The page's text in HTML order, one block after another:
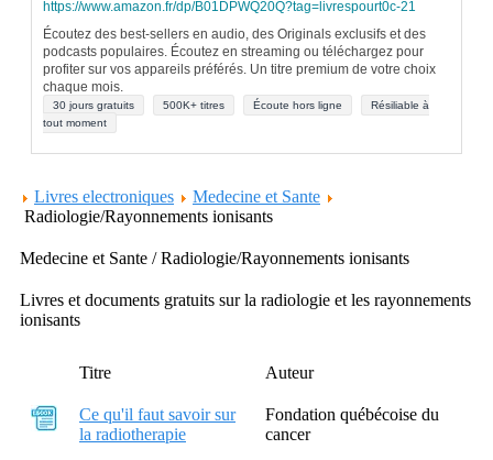
https://www.amazon.fr/dp/B01DPWQ20Q?tag=livrespourt0c-21
Écoutez des best-sellers en audio, des Originals exclusifs et des
podcasts populaires. Écoutez en streaming ou téléchargez pour
profiter sur vos appareils préférés. Un titre premium de votre choix
chaque mois.
30 jours gratuits 500K+ titres Écoute hors ligne
Résiliable à
tout moment
Livres electroniques
Medecine et Sante
Radiologie/Rayonnements ionisants
Medecine et Sante / Radiologie/Rayonnements ionisants
Livres et documents gratuits sur la radiologie et les rayonnements
ionisants
Titre Auteur
Ce qu'il faut savoir sur
la radiotherapie
Fondation québécoise du
cancer